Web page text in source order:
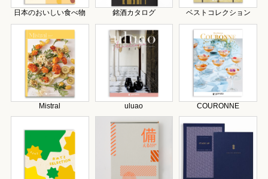
日本のおいしい食べ物 銘酒カタログ ベストコレクション
Mistral uluao COURONNE